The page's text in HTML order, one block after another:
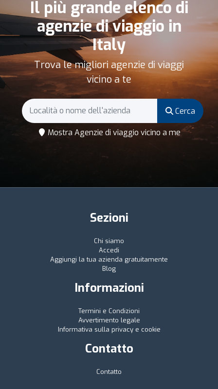
Il più grande elenco di
agenzie di viaggio in
Italy
Trova le migliori agenzie di viaggi
vicino a te
Cerca
Mostra Agenzie di viaggio vicino a me
Sezioni
Chi siamo
Accedi
Aggiungi la tua azienda gratuitamente
Blog
Informazioni
Termini e Condizioni
Avvertimento legale
Informativa sulla privacy e cookie
Contatto
Contatto